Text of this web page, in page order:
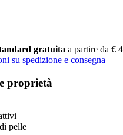
gratuita a partire da €
su spedizione e consegna
proprietà
pelle